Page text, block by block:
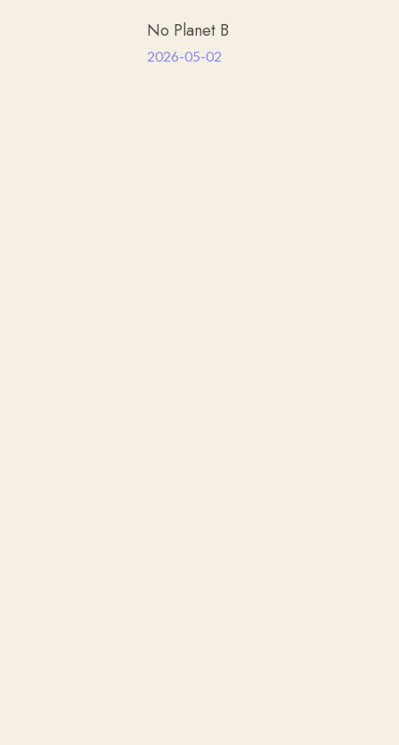
No Planet B
2026-05-02